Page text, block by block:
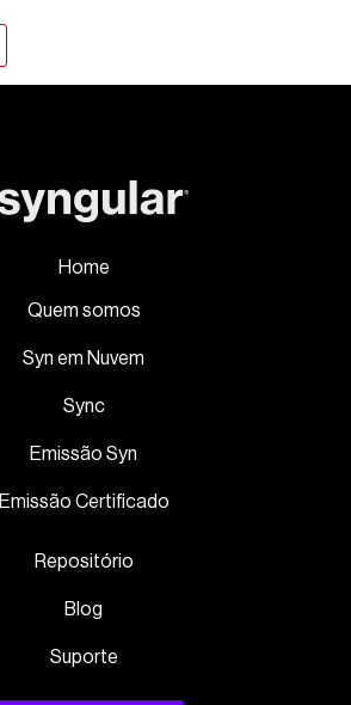
Home
Quem somos
Syn em Nuvem
Sync
Emissão Syn
Emissão Certificado
Repositório
Blog
Suporte